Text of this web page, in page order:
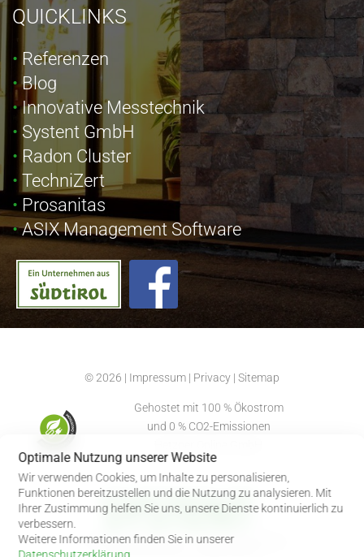
QUICKLINKS
Referenzen
Blog
Innovative Messtechnik
Systent GmbH
Radon Cluster
TechniZert
Prosanitas
ASIX Management Software
© 2026 | Impressum | Privacy | Sitemap
Gehostet mit 100 % Ökostrom
und 0 % CO2-Emissionen
J.-Weingartner Str 47/b | I-39022 Algund (BZ)
+39 0473 864796
Optimale Nutzung unserer Website
Wir verwenden Cookies, um Inhalte zu personalisieren,
Funktionen bereitzustellen und die Nutzung zu analysieren. Mit
Ihrer Zustimmung helfen Sie uns, unsere Dienste kontinuierlich zu
verbessern.
Weitere Informationen finden Sie in unserer